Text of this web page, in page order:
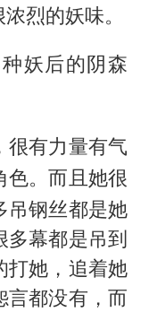
烈的妖味。
妖后的阴森
很有力量有气
色。而且她很
吊钢丝都是她
多幕都是吊到
打她，追着她
言都没有，而